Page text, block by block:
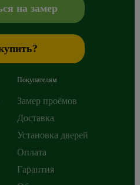
на замер
Покупателям
Замер проёмов
Доставка
Установка дверей
Оплата
Гарантия